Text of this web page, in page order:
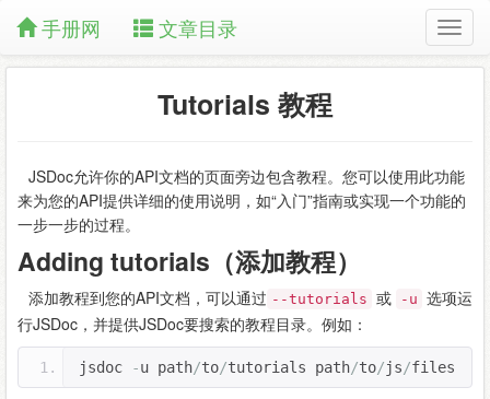
手册网 文章目录
Tutorials 教程
JSDoc允许你的API文档的页面旁边包含教程。您可以使用此功能
来为您的API提供详细的使用说明，如“入门”指南或实现一个功能的
一步一步的过程。
Adding tutorials（添加教程）
添加教程到您的API文档，可以通过 --tutorials 或 -u 选项运
行JSDoc，并提供JSDoc要搜索的教程目录。例如：
jsdoc -u path/to/tutorials path/to/js/